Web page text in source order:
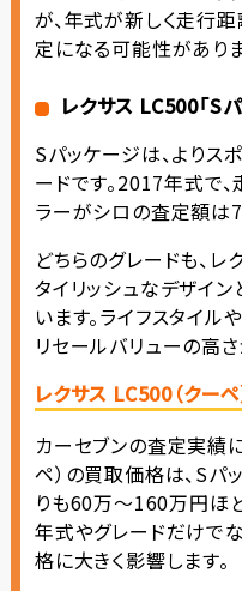
が、年式が新しく走行
定になる可能性がありま
レクサス LC500「S
Sパッケージは、よりス
ードです。2017年式で
ラーがシロの査定額は
どちらのグレードも、レ
タイリッシュなデザイ
います。ライフスタイル
リセールバリューの高さ
レクサス LC500（クー
カーセブンの査定実績
ペ）の買取価格は、Sパ
りも60万～160万円ほ
年式やグレードだけで
格に大きく影響します。